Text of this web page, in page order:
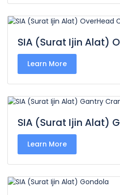
SIA (Surat Ijin Alat)
Learn More
SIA (Surat Ijin Alat)
Learn More